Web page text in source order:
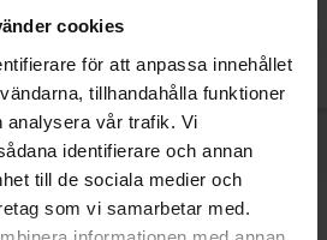
cookies
för att anpassa innehållet
tillhandahålla funktioner
analysera vår trafik. Vi
identifierare och annan
till de sociala medier och
som vi samarbetar med.
informationen med annan
kunne lide